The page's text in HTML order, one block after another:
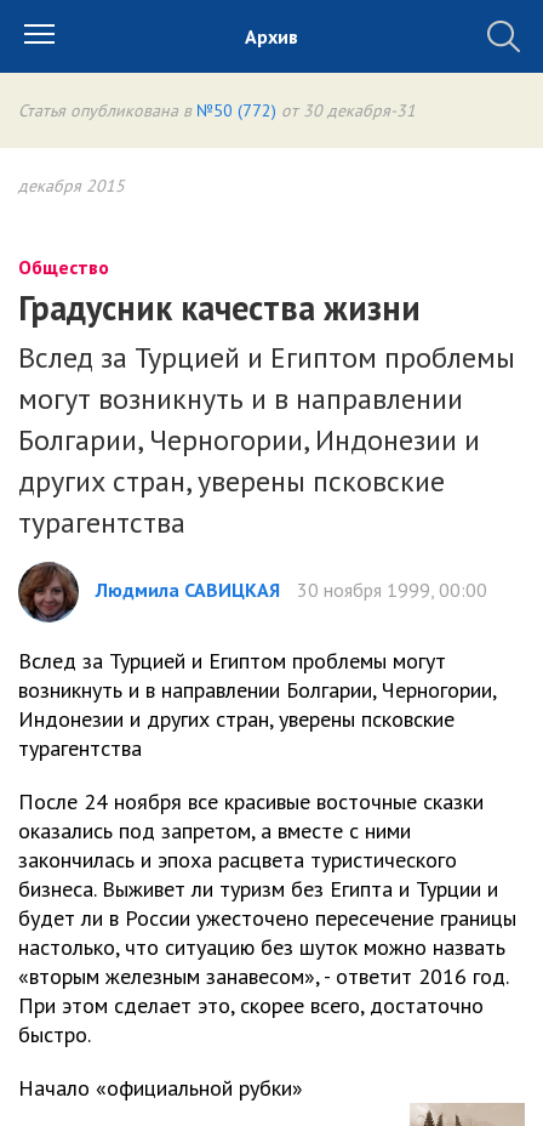
Архив
Статья опубликована в №50 (772) от 30 декабря-31
декабря 2015
Общество
Градусник качества жизни
Вслед за Турцией и Египтом проблемы
могут возникнуть и в направлении
Болгарии, Черногории, Индонезии и
других стран, уверены псковские
турагентства
Людмила САВИЦКАЯ 30 ноября 1999, 00:00
Вслед за Турцией и Египтом проблемы могут
возникнуть и в направлении Болгарии, Черногории,
Индонезии и других стран, уверены псковские
турагентства
После 24 ноября все красивые восточные сказки
оказались под запретом, а вместе с ними
закончилась и эпоха расцвета туристического
бизнеса. Выживет ли туризм без Египта и Турции и
будет ли в России ужесточено пересечение границы
настолько, что ситуацию без шуток можно назвать
«вторым железным занавесом», - ответит 2016 год.
При этом сделает это, скорее всего, достаточно
быстро.
Начало «официальной рубки»